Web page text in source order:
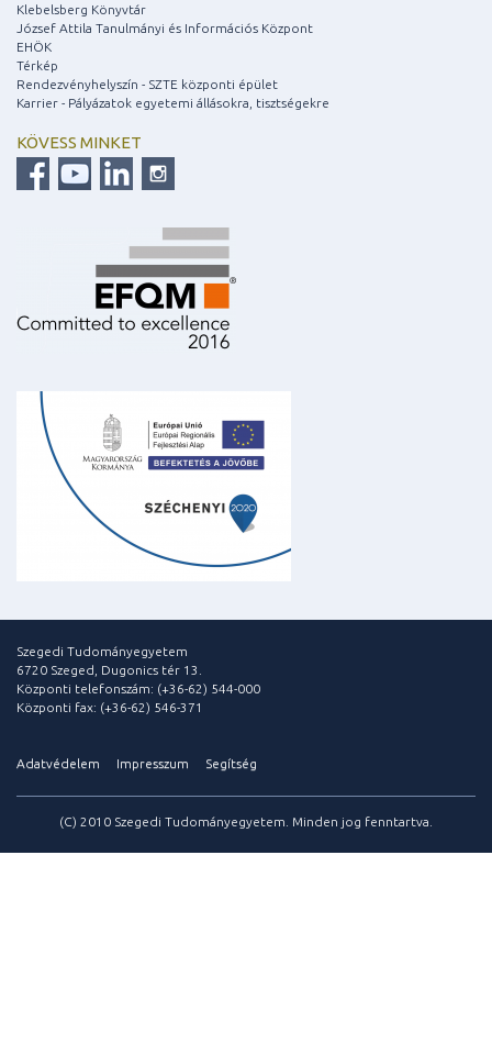
Klebelsberg Könyvtár
József Attila Tanulmányi és Információs Központ
EHÖK
Térkép
Rendezvényhelyszín - SZTE központi épület
Karrier - Pályázatok egyetemi állásokra, tisztségekre
KÖVESS MINKET
Szegedi Tudományegyetem
6720 Szeged, Dugonics tér 13.
Központi telefonszám: (+36-62) 544-000
Központi fax: (+36-62) 546-371
Adatvédelem Impresszum Segítség
(C) 2010 Szegedi Tudományegyetem. Minden jog fenntartva.